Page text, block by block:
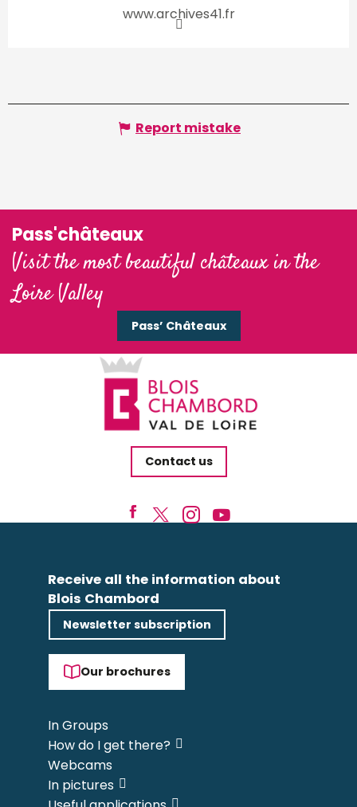
www.archives41.fr
Report mistake
Pass'châteaux
Visit the most beautiful châteaux in the
Loire Valley
Pass’ Châteaux
Contact us
Receive all the information about
Blois Chambord
Newsletter subscription
Our brochures
In Groups
How do I get there?
Webcams
In pictures